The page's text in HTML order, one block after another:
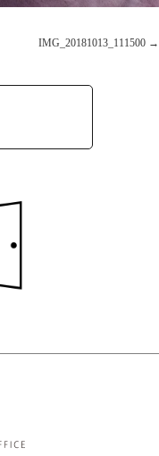
IMG_20181013_111500